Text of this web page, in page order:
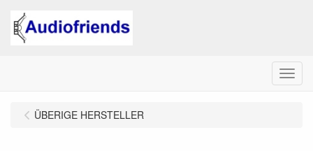
Menu
ÜBERIGE HERSTELLER